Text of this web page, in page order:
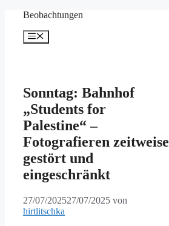
springen
Beobachtungen
Menü
Sonntag: Bahnhof
„Students for
Palestine“ –
Fotografieren zeitweise
gestört und
eingeschränkt
27/07/202527/07/2025 von
hirtlitschka